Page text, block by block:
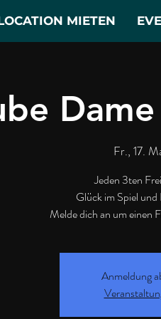
MIETEN
Fr., 17.
Jeden 3ten
Glück im Spiel
Melde dich an um einen
Anmeldung